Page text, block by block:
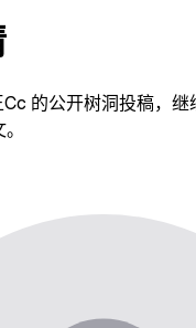
的公开树洞投稿，继